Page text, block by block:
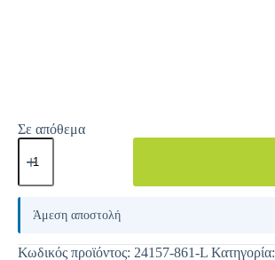
Σε απόθεμα
A
e
Άμεση αποστολή
Κωδικός προϊόντος: 24157-861-L Κατηγορία: